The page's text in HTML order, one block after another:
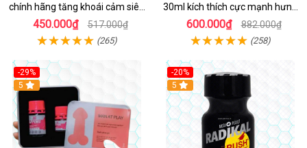
chính hãng tăng khoái cảm siêu
mạnh
450.000₫ 517.000₫
(265)
30ml kích thích cực mạnh hưng
phấn
600.000₫ 882.000₫
(258)
-29%
5
-20%
5